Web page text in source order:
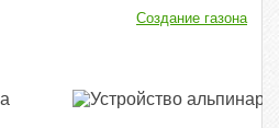
Создание газона